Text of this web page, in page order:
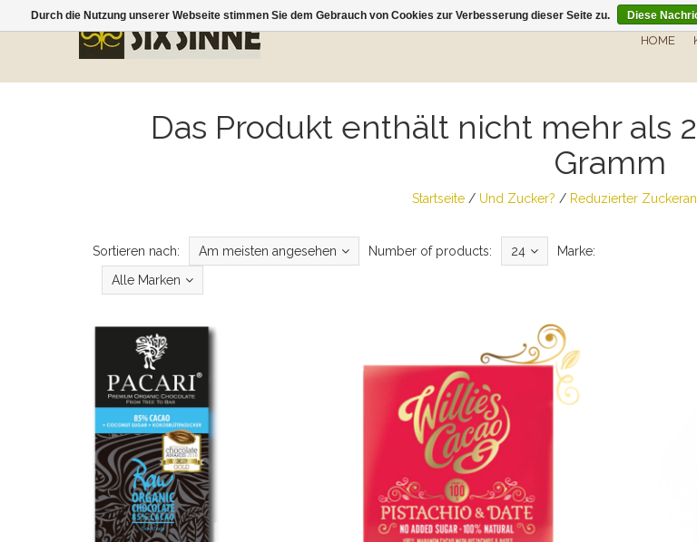
HOME
Das Produkt enthält nicht mehr als
Gramm
Startseite/ Und Zucker? / Reduzierter
Sortieren nach: Am meisten angesehen Number of products: 24
Marke:
Alle Marken
Durch die Nutzung unserer Webseite stimmen Sie dem Gebrauch von Cookies zur Verbesserung dieser Seite zu. Diese